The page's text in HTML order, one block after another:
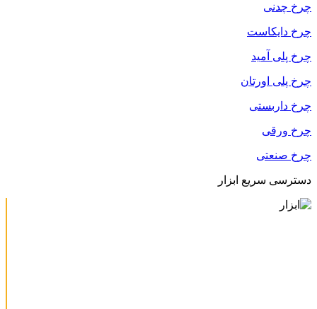
چرخ چدنی
چرخ دایکاست
چرخ پلی آمید
چرخ پلی اورتان
چرخ داربستی
چرخ ورقی
چرخ صنعتی
دسترسی سریع ابزار